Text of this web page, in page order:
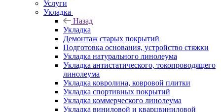
Услуги
Укладка
Назад
Укладка
Демонтаж старых покрытий
Подготовка основания, устройство стяжки
Укладка натурального линолеума
Укладка антистатического, токопроводящего
линолеума
Укладка ковролина, ковровой плитки
Укладка спортивных покрытий
Укладка коммерческого линолеума
Укладка виниловой и кварцвиниловой